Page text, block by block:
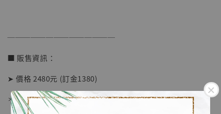
──────────────
■ 販售資訊：
➤ 價格 2480元 (訂金1380)
＊ 國際運費另計